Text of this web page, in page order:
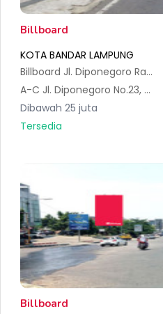
Billboard
KOTA BANDAR LAMPUNG
Billboard Jl. Diponegoro Rasuna Said
A-C Jl. Diponegoro No.23, Sumur Batu, Kec. Tlk. Betung Utara, Kota Bandar Lampung, Lampung 35212, Indonesia
Dibawah 25 juta
Tersedia
Billboard